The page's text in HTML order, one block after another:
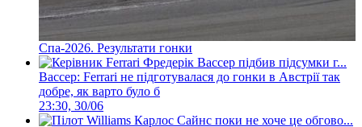
Спа-2026. Результати гонки
Вассер: Ferrari не підготувалася до гонки в Австрії так
добре, як варто було б
23:30, 30/06